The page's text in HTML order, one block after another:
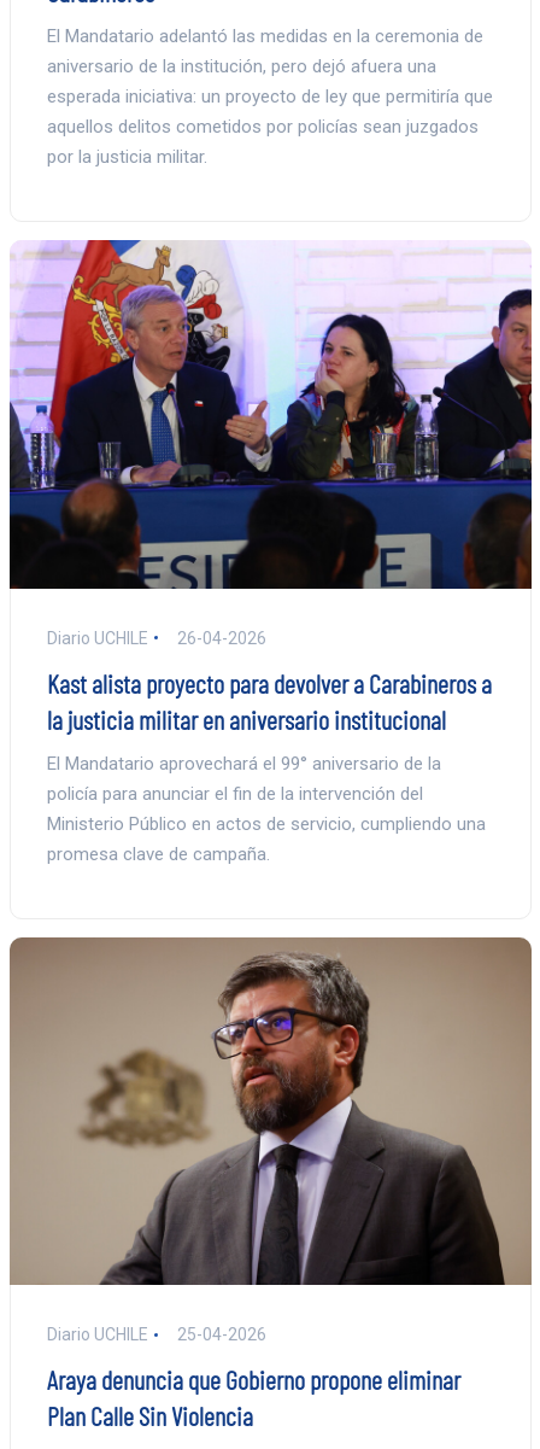
El Mandatario adelantó las medidas en la ceremonia de
aniversario de la institución, pero dejó afuera una
esperada iniciativa: un proyecto de ley que permitiría que
aquellos delitos cometidos por policías sean juzgados
por la justicia militar.
Diario UCHILE 26-04-2026
Kast alista proyecto para devolver a Carabineros a
la justicia militar en aniversario institucional
El Mandatario aprovechará el 99° aniversario de la
policía para anunciar el fin de la intervención del
Ministerio Público en actos de servicio, cumpliendo una
promesa clave de campaña.
Diario UCHILE 25-04-2026
Araya denuncia que Gobierno propone eliminar
Plan Calle Sin Violencia